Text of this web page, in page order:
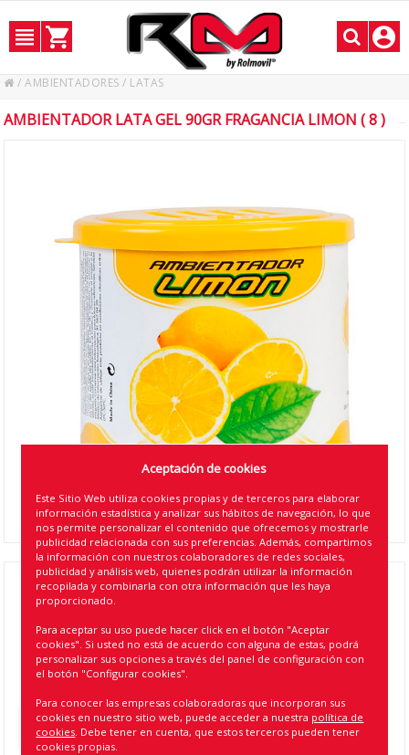
/AMBIENTADORES / LATAS
AMBIENTADOR LATA GEL 90GR FRAGANCIA LIMON ( 8 )
AMBIENTADOR LATA GEL 90GR FRAGANCIA
LIMON ( 8 )
Referencia:11001
8424099113304
Volver atrás
Aceptación de cookies
Este Sitio Web utiliza cookies propias y de terceros para elaborar
información estadística y analizar sus hábitos de navegación, lo que
nos permite personalizar el contenido que ofrecemos y mostrarle
publicidad relacionada con sus preferencias. Además, compartimos
la información con nuestros colaboradores de redes sociales,
publicidad y análisis web, quienes podrán utilizar la información
recopilada y combinarla con otra información que les haya
proporcionado.
Para aceptar su uso puede hacer click en el botón "Aceptar
cookies". Si usted no está de acuerdo con alguna de estas, podrá
personalizar sus opciones a través del panel de configuración con
el botón "Configurar cookies".
Para conocer las empresas colaboradoras que incorporan sus
cookies en nuestro sitio web, puede acceder a nuestra política de
cookies. Debe tener en cuenta, que estos terceros pueden tener
cookies propias.